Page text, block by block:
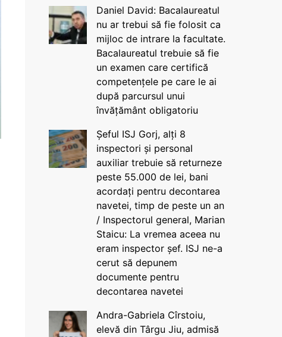
Daniel David: Bacalaureatul
nu ar trebui să fie folosit ca
mijloc de intrare la facultate.
Bacalaureatul trebuie să fie
un examen care certifică
competențele pe care le ai
după parcursul unui
învățământ obligatoriu
Șeful ISJ Gorj, alți 8
inspectori și personal
auxiliar trebuie să returneze
peste 55.000 de lei, bani
acordați pentru decontarea
navetei, timp de peste un an
/ Inspectorul general, Marian
Staicu: La vremea aceea nu
eram inspector șef. ISJ ne-a
cerut să depunem
documente pentru
decontarea navetei
Andra-Gabriela Cîrstoiu,
elevă din Târgu Jiu, admisă